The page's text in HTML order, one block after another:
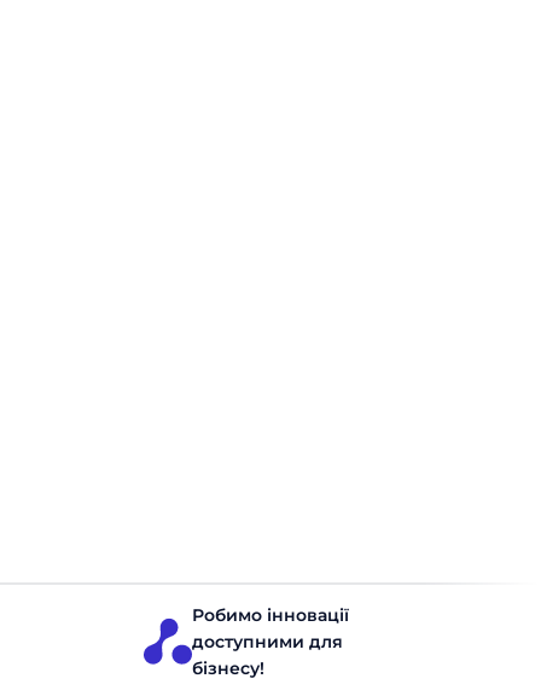
Отримати консультацію
Робимо інновації
доступними для
бізнесу!